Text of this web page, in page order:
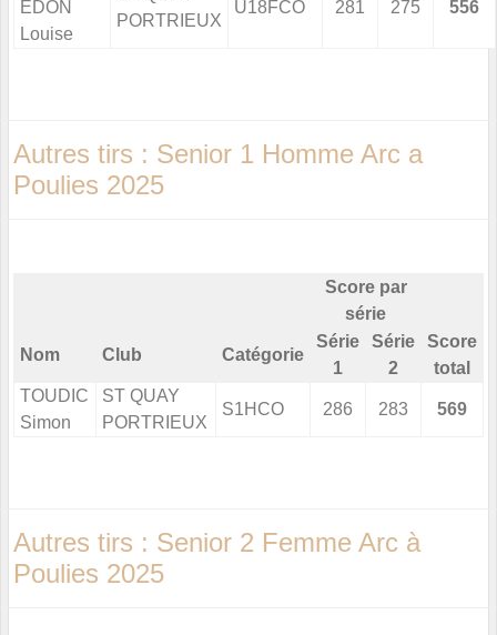
EDON
Louise
PORTRIEUX
U18FCO 281 275 556
Autres tirs : Senior 1 Homme Arc a
Poulies 2025
Score par
série
Nom Club Catégorie
Série
1
Série
2
Score
total
TOUDIC
Simon
ST QUAY
PORTRIEUX
S1HCO 286 283 569
Autres tirs : Senior 2 Femme Arc à
Poulies 2025